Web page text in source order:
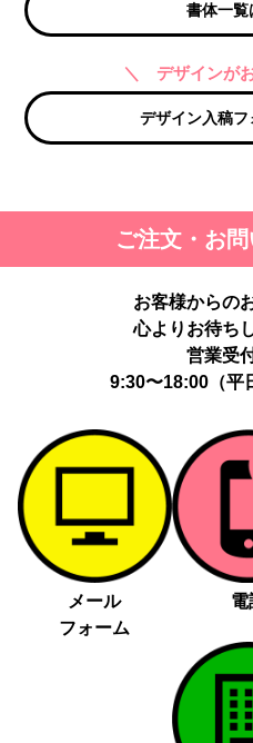
書体一覧
＼ デザインが
デザイン入稿
ご注文・お
お客様からの
心よりお待ち
営業受
9:30〜18:00（平
メール
フォーム
電